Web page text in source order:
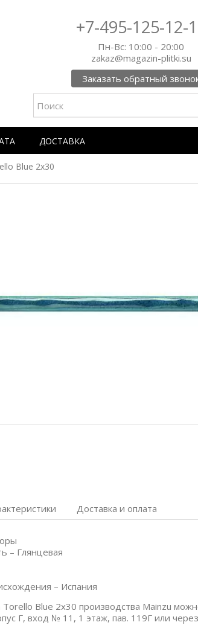
+7-495-125-12-
Пн-Вс: 10:00 - 20:00
zakaz@magazin-plitki.su
Заказать обратный
ДОСТАВКА
Blue 2x30
Доставка и оплата
– Глянцевая
– Испания
Blue 2x30 производства Mainzu
Г, вход № 11, 1 этаж, пав. 119Г или